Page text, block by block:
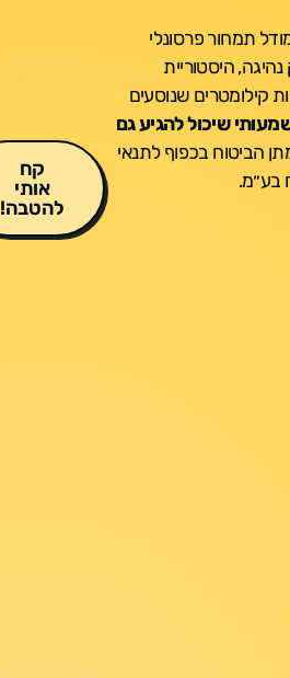
תמחור פרסונלי
היסטוריית
קילומטרים שנוסעים
שיכול להגיע גם
הביטוח בכפוף לתנאי
בע״מ.
קח
אותי
להטבה!